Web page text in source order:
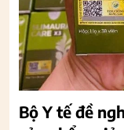
Bộ Y tế đề